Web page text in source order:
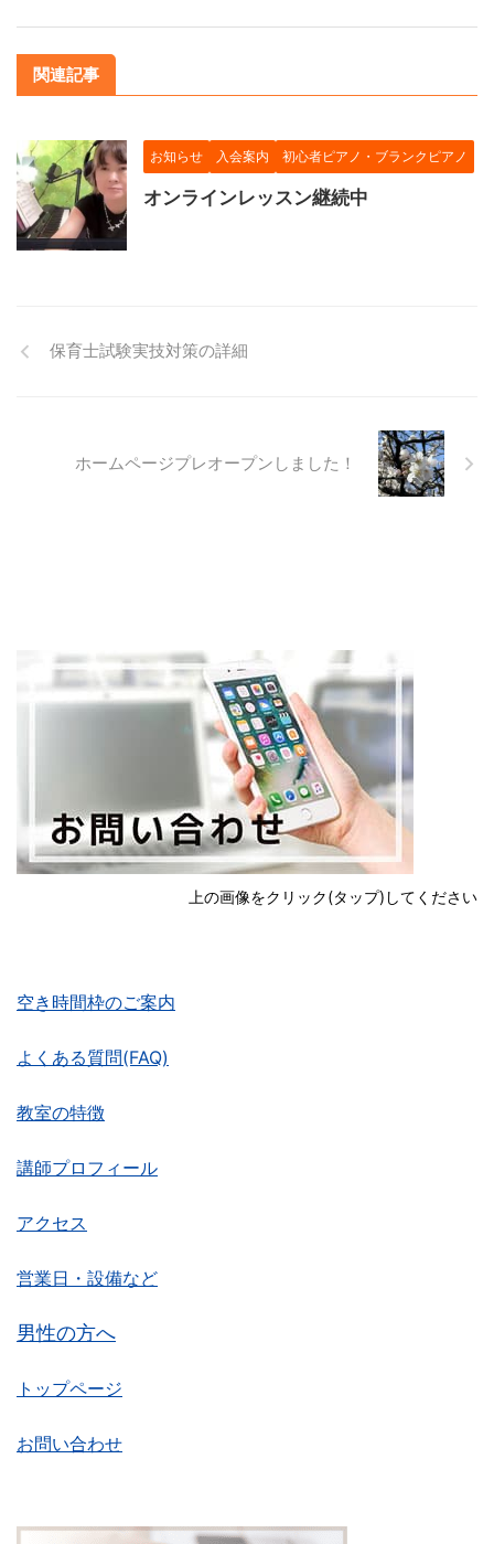
関連記事
お知らせ 入会案内 初心者ピアノ・ブランクピアノ
オンラインレッスン継続中
保育士試験実技対策の詳細
ホームページプレオープンしました！
上の画像をクリック(タップ)してください
空き時間枠のご案内
よくある質問(FAQ)
教室の特徴
講師プロフィール
アクセス
営業日・設備など
男性の方へ
トップページ
お問い合わせ